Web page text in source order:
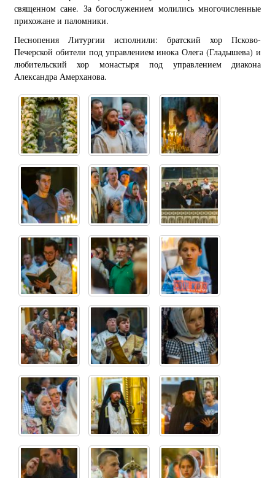
священном сане. За богослужением молились многочисленные
прихожане и паломники.
Песнопения Литургии исполнили: братский хор Псково-
Печерской обители под управлением инока Олега (Гладышева) и
любительский хор монастыря под управлением диакона
Александра Амерханова.